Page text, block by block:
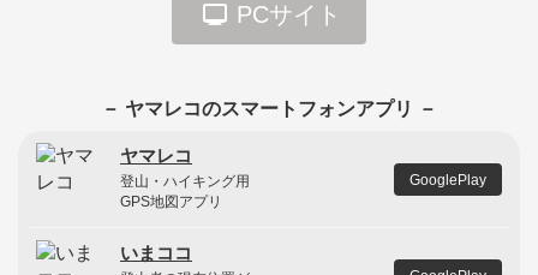
PCサイト
－ ヤマレコのスマートフォンアプリ －
ヤマレコ
登山・ハイキング用
GPS地図アプリ
GooglePlay
いまココ